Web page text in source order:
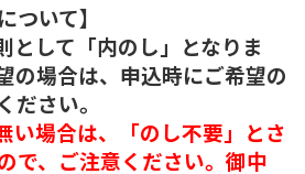
ついて】
として「内のし」となりま
の場合は、申込時にご希望の
ださい。
い場合は、「のし不要」とさ
で、ご注意ください。御中